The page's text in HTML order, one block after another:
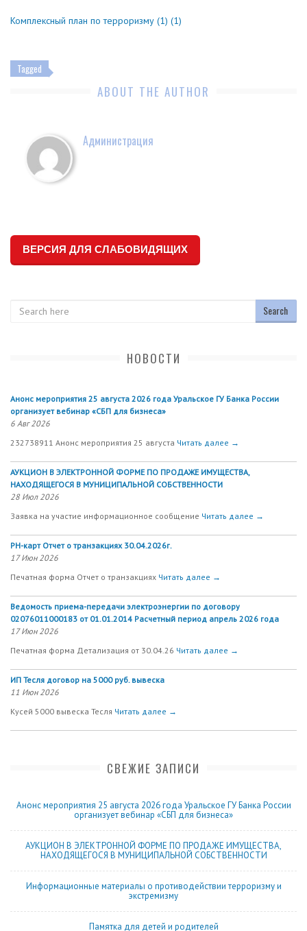
Комплексный план по терроризму (1) (1)
Tagged
ABOUT THE AUTHOR
Администрация
ВЕРСИЯ ДЛЯ СЛАБОВИДЯЩИХ
НОВОСТИ
Анонс мероприятия 25 августа 2026 года Уральское ГУ Банка России
организует вебинар «СБП для бизнеса»
6 Авг 2026
232738911 Анонс мероприятия 25 августа Читать далее →
АУКЦИОН В ЭЛЕКТРОННОЙ ФОРМЕ ПО ПРОДАЖЕ ИМУЩЕСТВА,
НАХОДЯЩЕГОСЯ В МУНИЦИПАЛЬНОЙ СОБСТВЕННОСТИ
28 Июл 2026
Заявка на участие информационное сообщение Читать далее →
РН-карт Отчет о транзакциях 30.04.2026г.
17 Июн 2026
Печатная форма Отчет о транзакциях Читать далее →
Ведомость приема-передачи электроэнергии по договору
02076011000183 от 01.01.2014 Расчетный период апрель 2026 года
17 Июн 2026
Печатная форма Детализация от 30.04.26 Читать далее →
ИП Тесля договор на 5000 руб. вывеска
11 Июн 2026
Кусей 5000 вывеска Тесля Читать далее →
СВЕЖИЕ ЗАПИСИ
Анонс мероприятия 25 августа 2026 года Уральское ГУ Банка России
организует вебинар «СБП для бизнеса»
АУКЦИОН В ЭЛЕКТРОННОЙ ФОРМЕ ПО ПРОДАЖЕ ИМУЩЕСТВА,
НАХОДЯЩЕГОСЯ В МУНИЦИПАЛЬНОЙ СОБСТВЕННОСТИ
Информационные материалы о противодействии терроризму и
экстремизму
Памятка для детей и родителей